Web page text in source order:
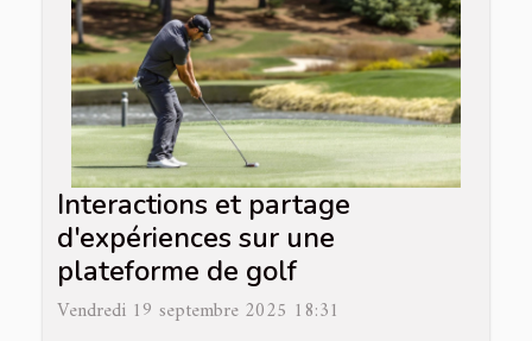
Interactions et partage
d'expériences sur une
plateforme de golf
Vendredi 19 septembre 2025 18:31